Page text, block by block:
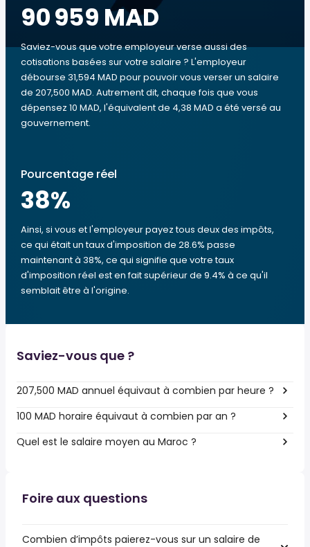
90 959 MAD
Saviez-vous que votre employeur verse aussi des
cotisations basées sur votre salaire ? L'employeur
débourse 31,594 MAD pour pouvoir vous verser un salaire
de 207,500 MAD. Autrement dit, chaque fois que vous
dépensez 10 MAD, l'équivalent de 4,38 MAD a été versé au
gouvernement.
Pourcentage réel
38%
Ainsi, si vous et l'employeur payez tous deux des impôts,
ce qui était un taux d'imposition de 28.6% passe
maintenant à 38%, ce qui signifie que votre taux
d'imposition réel est en fait supérieur de 9.4% à ce qu'il
semblait être à l'origine.
Saviez-vous que ?
207,500 MAD annuel équivaut à combien par heure ?
100 MAD horaire équivaut à combien par an ?
Quel est le salaire moyen au Maroc ?
Foire aux questions
Combien d’impôts paierez-vous sur un salaire de